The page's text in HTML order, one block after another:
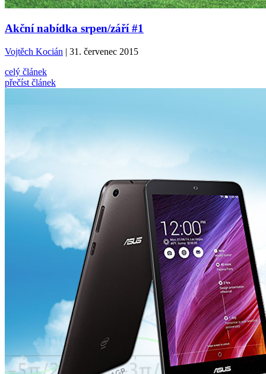
Akční nabídka srpen/září #1
Vojtěch Kocián | 31. červenec 2015
celý článek
přečíst článek